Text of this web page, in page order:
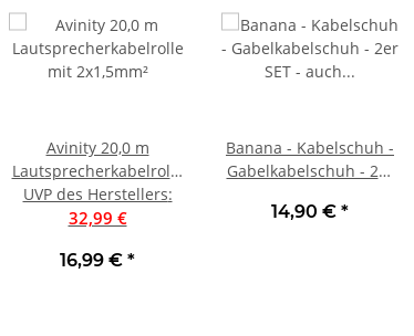
Avinity 20,0 m
Lautsprecherkabelrolle
mit 2x1,5mm²
UVP des Herstellers:
32,99 €
16,99 € *
Banana - Kabelschuh -
Gabelkabelschuh - 2er
Belkin Pure AV
14,90 € *